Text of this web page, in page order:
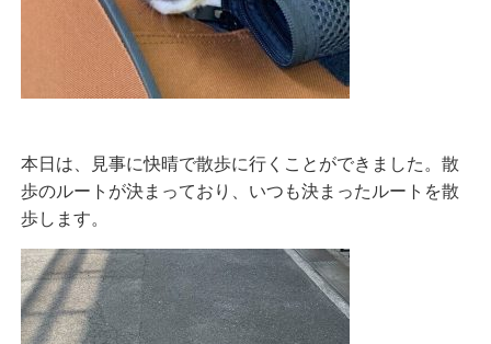
本日は、見事に快晴で散歩に行くことができました。散
歩のルートが決まっており、いつも決まったルートを散
歩します。